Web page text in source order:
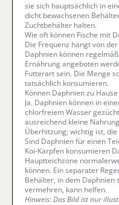
sie sich hauptsächlich in
dicht bewachsenen
Zuchtbehälter halten.
Wie oft können Fische mit
Die Frequenz hängt von
Daphnien können
Ernährung angeboten
Futterart sein. Die Menge
tatsächlich konsumieren.
Können Daphnien zu
Ja. Daphnien können in
chlorfreiem Wasser
ausreichend kleine
Überhitzung; wichtig ist,
Sind Daphnien für einen
Koi-Karpfen konsumieren
Hauptteichzone
können. Ein separater
Behälter, in dem Daphnien
vermehren, kann helfen.
Hinweis: Das Bild ist nur